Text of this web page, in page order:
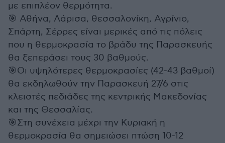
με επιπλέον θερμότητα.
🎯 Αθήνα, Λάρισα, θεσσαλονίκη, Αγρίνιο,
Σπάρτη, Σέρρες είναι μερικές από τις πόλεις
που η θερμοκρασία το βράδυ της Παρασκευής
θα ξεπεράσει τους 30 βαθμούς.
🎯Οι υψηλότερες θερμοκρασίες (42-43 βαθμοί)
θα εκδηλωθούν την Παρασκευή 27/6 στις
κλειστές πεδιάδες της κεντρικής Μακεδονίας
και της Θεσσαλίας.
🎯Στη συνέχεια μέχρι την Κυριακή η
θερμοκρασία θα σημειώσει πτώση 10-12